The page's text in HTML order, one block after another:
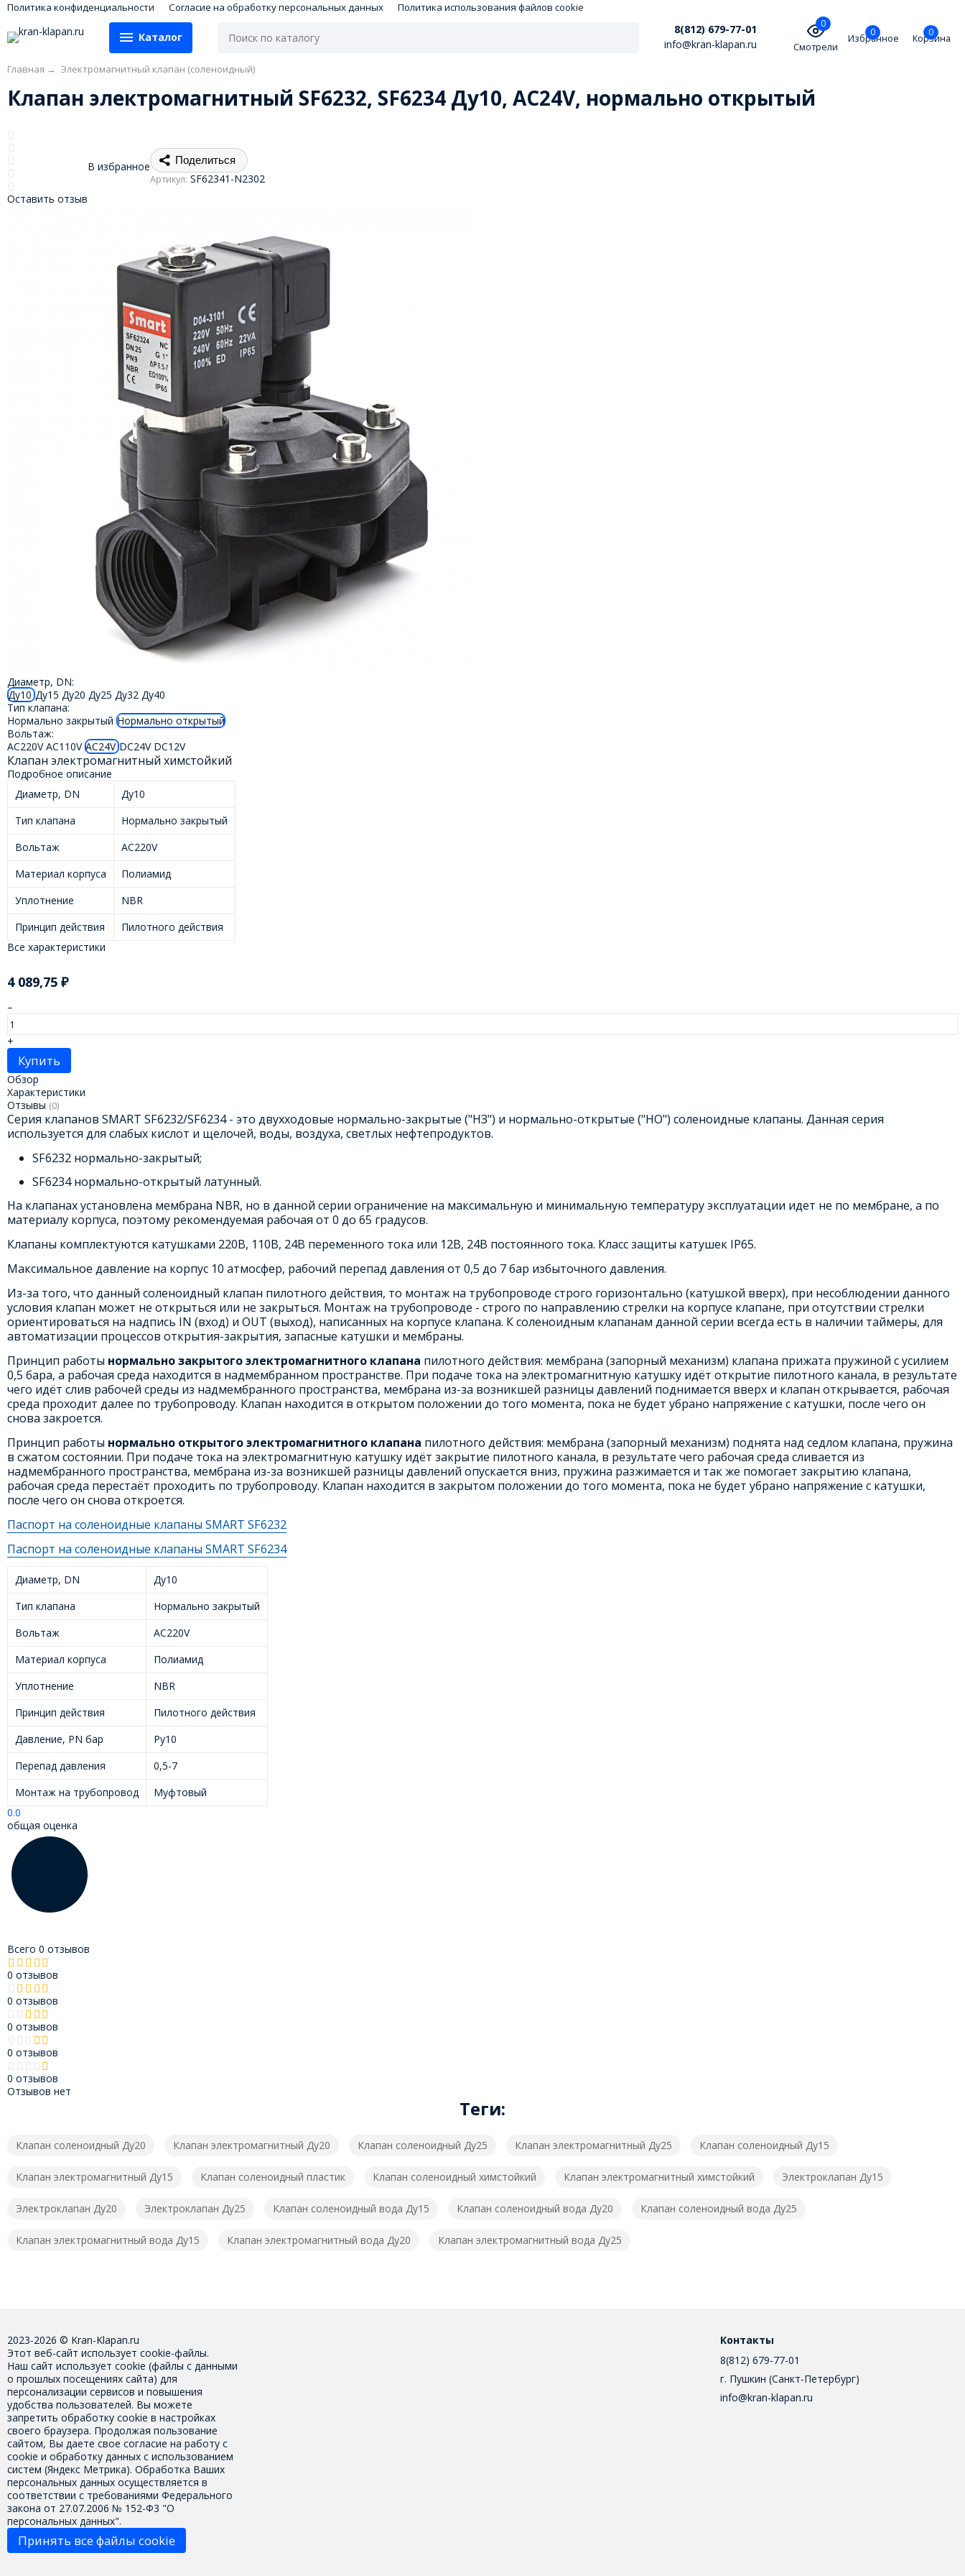
Политика конфиденциальности Согласие на обработку персональных данных Политика использования файлов cookie
Каталог
8(812) 679-77-01
info@kran-klapan.ru
0
Смотрели
0
Избранное
0
Корзина
Главная → Электромагнитный клапан (соленоидный)
Клапан электромагнитный SF6232, SF6234 Ду10, AC24V, нормально открытый
Оставить отзыв
В избранное
Поделиться
Артикул: SF62341-N2302
Диаметр, DN:
Ду10Ду15 Ду20 Ду25 Ду32 Ду40
Тип клапана:
Нормально закрытый Нормально открытый
Вольтаж:
AC220VAC110VAC24VDC24V DC12V
Клапан электромагнитный химстойкий
Подробное описание
Диаметр, DN
Ду10
Тип клапана
Нормально закрытый
Вольтаж
AC220V
Материал корпуса
Полиамид
Уплотнение
NBR
Принцип действия
Пилотного действия
Все характеристики
4 089,75 ₽
–
+
Купить
Обзор
Характеристики
Отзывы (0)
Серия клапанов SMART SF6232/SF6234 - это двухходовые нормально-закрытые ("НЗ") и нормально-открытые ("НО") соленоидные клапаны. Данная серия
используется для слабых кислот и щелочей, воды, воздуха, светлых нефтепродуктов.
SF6232 нормально-закрытый;
SF6234 нормально-открытый латунный.
На клапанах установлена мембрана NBR, но в данной серии ограничение на максимальную и минимальную температуру эксплуатации идет не по мембране, а по
материалу корпуса, поэтому рекомендуемая рабочая от 0 до 65 градусов.
Клапаны комплектуются катушками 220В, 110В, 24В переменного тока или 12В, 24В постоянного тока. Класс защиты катушек IP65.
Максимальное давление на корпус 10 атмосфер, рабочий перепад давления от 0,5 до 7 бар избыточного давления.
Из-за того, что данный соленоидный клапан пилотного действия, то монтаж на трубопроводе строго горизонтально (катушкой вверх), при несоблюдении данного
условия клапан может не открыться или не закрыться. Монтаж на трубопроводе - строго по направлению стрелки на корпусе клапане, при отсутствии стрелки
ориентироваться на надпись IN (вход) и OUT (выход), написанных на корпусе клапана. К соленоидным клапанам данной серии всегда есть в наличии таймеры, для
автоматизации процессов открытия-закрытия, запасные катушки и мембраны.
Принцип работы нормально закрытого электромагнитного клапана пилотного действия: мембрана (запорный механизм) клапана прижата пружиной с усилием
0,5 бара, а рабочая среда находится в надмембранном пространстве. При подаче тока на электромагнитную катушку идёт открытие пилотного канала, в результате
чего идёт слив рабочей среды из надмембранного пространства, мембрана из-за возникшей разницы давлений поднимается вверх и клапан открывается, рабочая
среда проходит далее по трубопроводу. Клапан находится в открытом положении до того момента, пока не будет убрано напряжение с катушки, после чего он
снова закроется.
Принцип работы нормально открытого электромагнитного клапана пилотного действия: мембрана (запорный механизм) поднята над седлом клапана, пружина
в сжатом состоянии. При подаче тока на электромагнитную катушку идёт закрытие пилотного канала, в результате чего рабочая среда сливается из
надмембранного пространства, мембрана из-за возникшей разницы давлений опускается вниз, пружина разжимается и так же помогает закрытию клапана,
рабочая среда перестаёт проходить по трубопроводу. Клапан находится в закрытом положении до того момента, пока не будет убрано напряжение с катушки,
после чего он снова откроется.
Паспорт на соленоидные клапаны SMART SF6232
Паспорт на соленоидные клапаны SMART SF6234
Диаметр, DN
Ду10
Тип клапана
Нормально закрытый
Вольтаж
AC220V
Материал корпуса
Полиамид
Уплотнение
NBR
Принцип действия
Пилотного действия
Давление, PN бар
Ру10
Перепад давления
0,5-7
Монтаж на трубопровод
Муфтовый
0.0
общая оценка
Всего 0 отзывов
0 отзывов
0 отзывов
0 отзывов
0 отзывов
0 отзывов
Отзывов нет
Теги:
Клапан соленоидный Ду20 Клапан электромагнитный Ду20 Клапан соленоидный Ду25 Клапан электромагнитный Ду25 Клапан соленоидный Ду15
Клапан электромагнитный Ду15 Клапан соленоидный пластик Клапан соленоидный химстойкий Клапан электромагнитный химстойкий Электроклапан Ду15
Электроклапан Ду20 Электроклапан Ду25 Клапан соленоидный вода Ду15 Клапан соленоидный вода Ду20 Клапан соленоидный вода Ду25
Клапан электромагнитный вода Ду15 Клапан электромагнитный вода Ду20 Клапан электромагнитный вода Ду25
2023-2026 © Kran-Klapan.ru
Этот веб-сайт использует cookie-файлы.
Наш сайт использует cookie (файлы с данными
о прошлых посещениях сайта) для
персонализации сервисов и повышения
удобства пользователей. Вы можете
запретить обработку cookie в настройках
своего браузера. Продолжая пользование
сайтом, Вы даете свое согласие на работу с
cookie и обработку данных с использованием
систем (Яндекс Метрика). Обработка Ваших
персональных данных осуществляется в
соответствии с требованиями Федерального
закона от 27.07.2006 № 152-Ф3 "О
персональных данных".
Принять все файлы cookie
Контакты
8(812) 679-77-01
г. Пушкин (Санкт-Петербург)
info@kran-klapan.ru